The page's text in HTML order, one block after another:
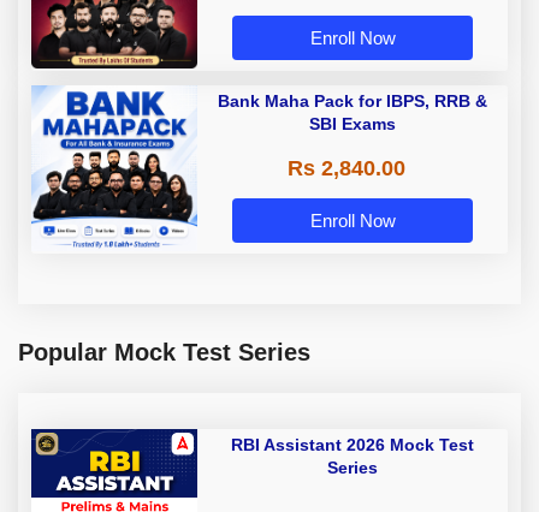
Enroll Now
Bank Maha Pack for IBPS, RRB &
SBI Exams
Rs 2,840.00
Enroll Now
Popular Mock Test Series
RBI Assistant 2026 Mock Test
Series